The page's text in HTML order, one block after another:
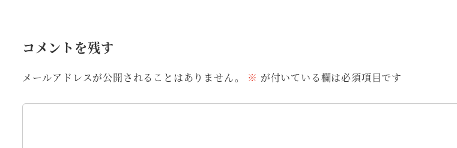
コメントを残す
メールアドレスが公開されることはありません。 ※ が付いている欄は必須項目です